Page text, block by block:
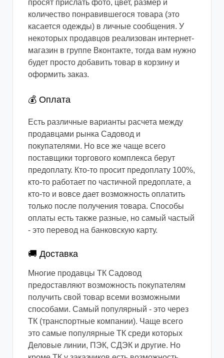
просят прислать фото, цвет, размер и
количество понравившегося товара (это
касается одежды) в личные сообщения. У
некоторых продавцов реализован интернет-
магазин в группе Вконтакте, тогда вам нужно
будет просто добавить товар в корзину и
оформить заказ.
💰 Оплата
Есть различные варианты расчета между
продавцами рынка Садовод и
покупателями. Но все же чаще всего
поставщики торгового комплекса берут
предоплату. Кто-то просит предоплату 100%,
кто-то работает по частичной предоплате, а
кто-то и вовсе дает возможность оплатить
только после получения товара. Способы
оплаты есть также разные, но самый частый
- это перевод на банковскую карту.
🚚 Доставка
Многие продавцы ТК Садовод
предоставляют возможность покупателям
получить свой товар всеми возможными
способами. Самый популярный - это через
ТК (транспортные компании). Чаще всего
это самые популярные ТК среди которых
Деловые линии, ПЭК, СДЭК и другие. Но